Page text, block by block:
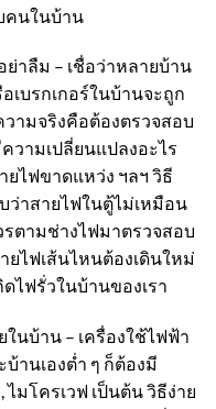
คนในบ้าน
าลืม – เชื่อว่าหลายบ้าน
เบรกเกอร์ในบ้านจะถูก
วามจริงคือต้องตรวจสอบ
วามเปลี่ยนแปลงอะไร
ยไฟขาดแหว่ง ฯลฯ วิธี
ว่าสายไฟในตู้ไม่เหมือน
รตามช่างไฟมาตรวจสอบ
ไฟเส้นไหนต้องเดินใหม่
ไฟรั่วในบ้านของเรา
นบ้าน – เครื่องใช้ไฟฟ้า
านเองต่ำ ๆ ก็ต้องมี
มโครเวฟ เป็นต้น วิธีง่าย